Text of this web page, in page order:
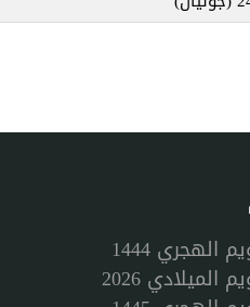
الهجري 1444
الميلادي 2026